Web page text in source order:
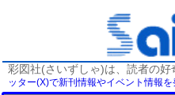
彩図社(さいずしゃ)は、読者の好
ッター(X)で新刊情報やイベント情報